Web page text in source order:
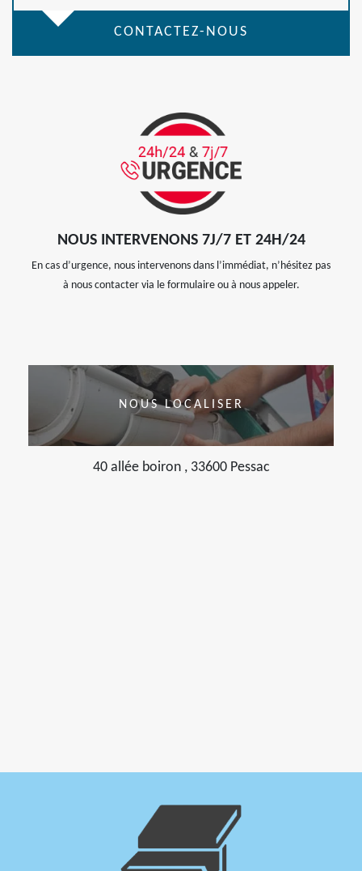
CONTACTEZ-NOUS
NOUS INTERVENONS 7J/7 ET 24H/24
En cas d’urgence, nous intervenons dans l’immédiat, n’hésitez pas
à nous contacter via le formulaire ou à nous appeler.
NOUS LOCALISER
40 allée boiron , 33600 Pessac